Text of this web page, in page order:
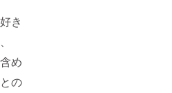
き
め
の